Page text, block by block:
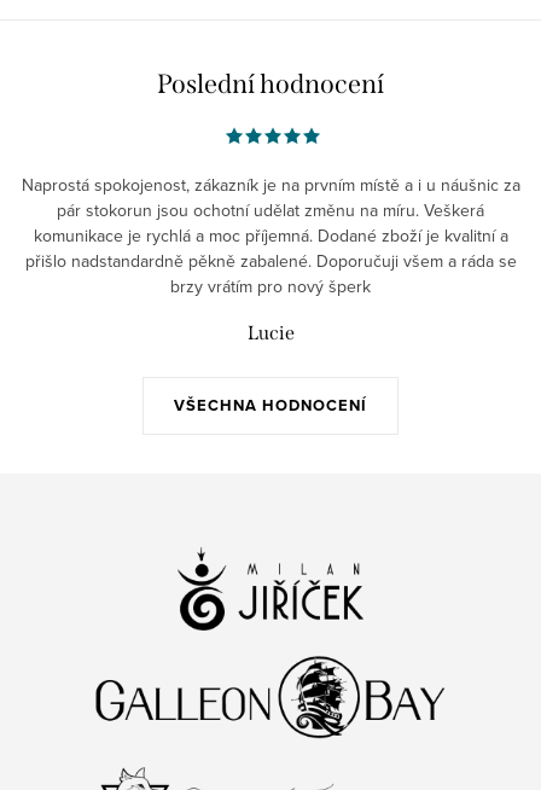
Poslední hodnocení
VŠECHNA HODNOCENÍ
Naprostá spokojenost, zákazník je na prvním místě a i u náušnic za
pár stokorun jsou ochotní udělat změnu na míru. Veškerá
komunikace je rychlá a moc příjemná. Dodané zboží je kvalitní a
přišlo nadstandardně pěkně zabalené. Doporučuji všem a ráda se
brzy vrátím pro nový šperk
Lucie